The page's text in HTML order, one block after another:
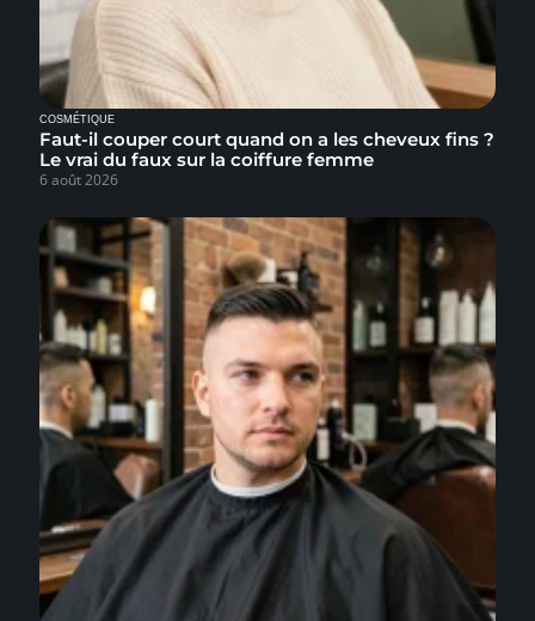
COSMÉTIQUE
Faut-il couper court quand on a les cheveux fins ?
Le vrai du faux sur la coiffure femme
6 août 2026